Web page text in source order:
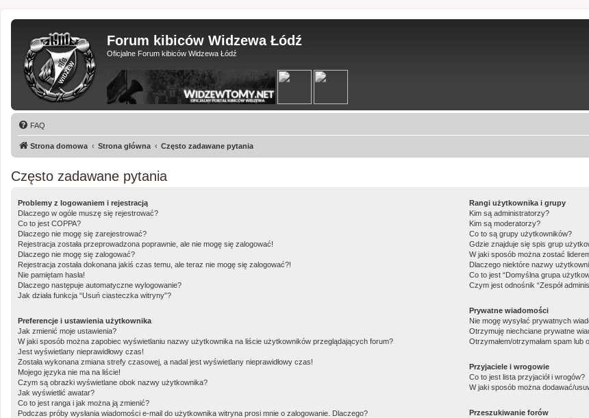
Forum kibiców Widzewa Łódź
Oficjalne Forum kibiców Widzewa Łódź
FAQ
Strona domowa Strona główna Często zadawane pytania
Często zadawane pytania
Problemy z logowaniem i rejestracją
Dlaczego w ogóle muszę się rejestrować?
Co to jest COPPA?
Dlaczego nie mogę się zarejestrować?
Rejestracja została przeprowadzona poprawnie, ale nie mogę się zalogować!
Dlaczego nie mogę się zalogować?
Rejestracja została dokonana jakiś czas temu, ale teraz nie mogę się zalogować?!
Nie pamiętam hasła!
Dlaczego następuje automatyczne wylogowanie?
Jak działa funkcja “Usuń ciasteczka witryny”?
Preferencje i ustawienia użytkownika
Jak zmienić moje ustawienia?
W jaki sposób można zapobiec wyświetlaniu nazwy użytkownika na liście użytkowników przeglądających forum?
Jest wyświetlany nieprawidłowy czas!
Została wykonana zmiana strefy czasowej, a nadal jest wyświetlany nieprawidłowy czas!
Mojego języka nie ma na liście!
Czym są obrazki wyświetlane obok nazwy użytkownika?
Jak wyświetlić awatar?
Co to jest ranga i jak można ją zmienić?
Podczas próby wysłania wiadomości e-mail do użytkownika witryna prosi mnie o zalogowanie. Dlaczego?
Rangi użytkownika i grupy
Kim są administratorzy?
Kim są moderatorzy?
Co to są grupy użytkowników?
Gdzie znajduje się spis grup
W jaki sposób można zostać
Dlaczego niektóre nazwy
Co to jest “Domyślna grupa
Czym jest odnośnik “Zespół
Prywatne wiadomości
Nie mogę wysyłać prywatnych
Otrzymuję niechciane prywatne
Otrzymałem/otrzymałam spam
Przyjaciele i wrogowie
Co to jest lista przyjaciół i wrogów?
W jaki sposób można dodawać/
Przeszukiwanie forów